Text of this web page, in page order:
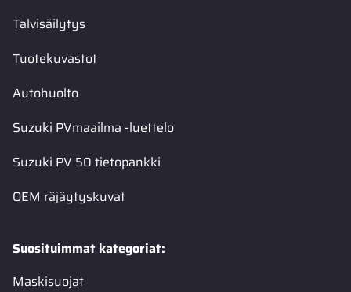
Talvisäilytys
Tuotekuvastot
Autohuolto
Suzuki PVmaailma -luettelo
Suzuki PV 50 tietopankki
OEM räjäytyskuvat
Suosituimmat kategoriat:
Maskisuojat